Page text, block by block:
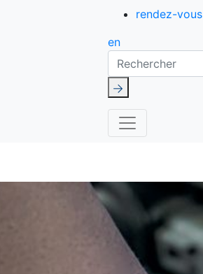
rendez-vous
en
Rechercher